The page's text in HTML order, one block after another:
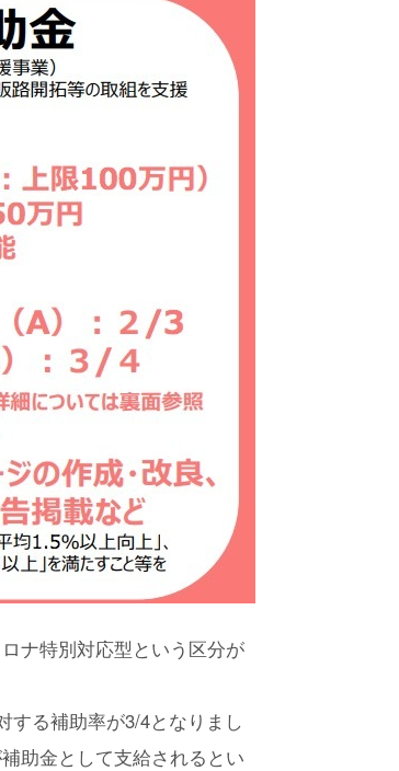
ナ特別対応型という区分が
する補助率が3/4となりまし
助金として支給されるとい